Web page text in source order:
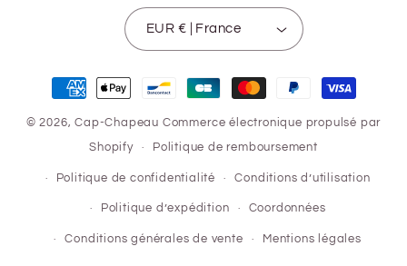
EUR € | France
Moyens
de
paiement
© 2026,Cap-Chapeau Commerce électronique propulsé par
Shopify Politique de remboursement
Politique de confidentialité Conditions d’utilisation
Politique d’expédition Coordonnées
Conditions générales de vente Mentions légales